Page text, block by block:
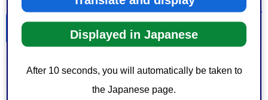
Displayed in Japanese
After 10 seconds, you will automatically be taken to
the Japanese page.
申請期限について
申請状況に応じて変更となる場合がありますのでご注意く